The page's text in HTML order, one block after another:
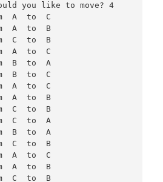
you like to move? 4
A  to  C
A  to  B
C  to  B
A  to  C
B  to  A
B  to  C
A  to  C
A  to  B
C  to  B
C  to  A
B  to  A
C  to  B
A  to  C
A  to  B